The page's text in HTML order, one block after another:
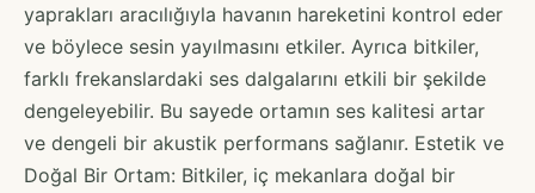
yaprakları aracılığıyla havanın hareketini kontrol eder
ve böylece sesin yayılmasını etkiler. Ayrıca bitkiler,
farklı frekanslardaki ses dalgalarını etkili bir şekilde
dengeleyebilir. Bu sayede ortamın ses kalitesi artar
ve dengeli bir akustik performans sağlanır. Estetik ve
Doğal Bir Ortam: Bitkiler, iç mekanlara doğal bir